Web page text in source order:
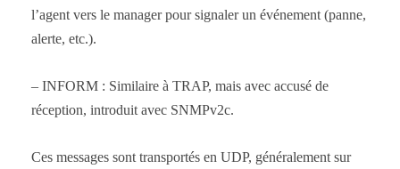
l’agent vers le manager pour signaler un événement (panne,
alerte, etc.).
– INFORM : Similaire à TRAP, mais avec accusé de
réception, introduit avec SNMPv2c.
Ces messages sont transportés en UDP, généralement sur